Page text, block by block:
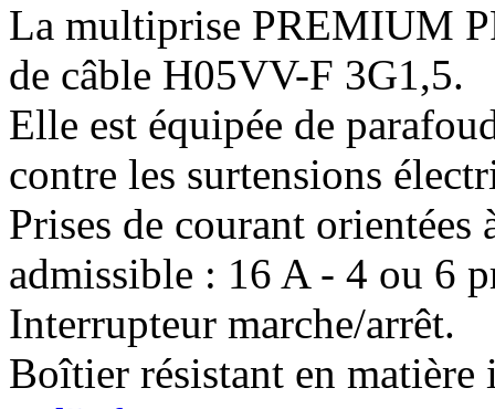
La multiprise PREMIUM
de câble H05VV-F 3G1,5.
Elle est équipée de
contre les surtensions
Prises de courant
admissible : 16 A - 4 ou 6
Interrupteur marche/arrêt.
Boîtier résistant en matière